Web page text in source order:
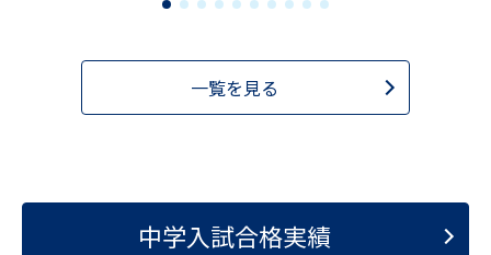
一覧を見る
中学入試合格実績